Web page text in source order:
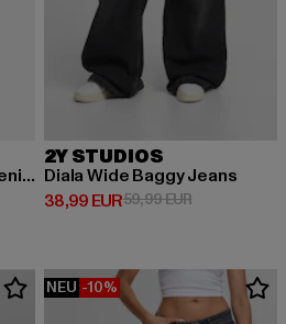
Ladies Wide Leg Light Denim Pants
49,99 EUR
2Y STUDIOS
Diala Wide Baggy Jeans
38,99 EUR
Derzeitiger Preis: 38,99 EUR
59,99 EURAktionspreis:
NEU -10%